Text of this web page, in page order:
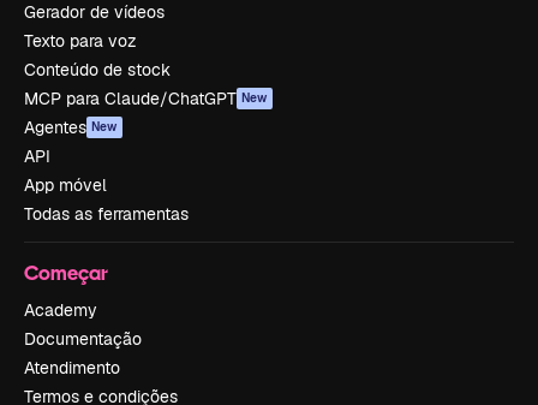
Gerador de vídeos
Texto para voz
Conteúdo de stock
MCP para Claude/ChatGPT New
Agentes New
API
App móvel
Todas as ferramentas
Começar
Academy
Documentação
Atendimento
Termos e condições